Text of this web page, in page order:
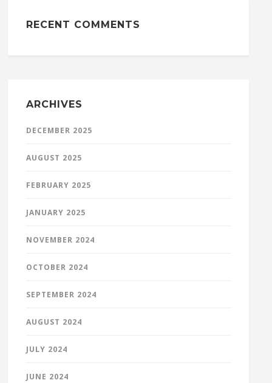
RECENT COMMENTS
ARCHIVES
DECEMBER 2025
AUGUST 2025
FEBRUARY 2025
JANUARY 2025
NOVEMBER 2024
OCTOBER 2024
SEPTEMBER 2024
AUGUST 2024
JULY 2024
JUNE 2024